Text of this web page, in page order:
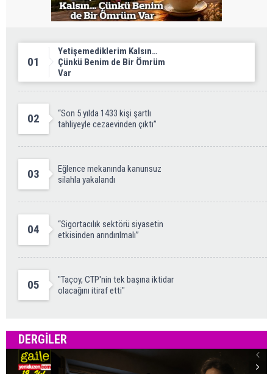
01
Yetişemediklerim Kalsın…
Çünkü Benim de Bir Ömrüm
Var
02
“Son 5 yılda 1433 kişi şartlı
tahliyeyle cezaevinden çıktı”
03
Eğlence mekanında kanunsuz
silahla yakalandı
04
“Sigortacılık sektörü siyasetin
etkisinden arındırılmalı”
05
"Taçoy, CTP'nin tek başına iktidar
olacağını itiraf etti"
DERGILER